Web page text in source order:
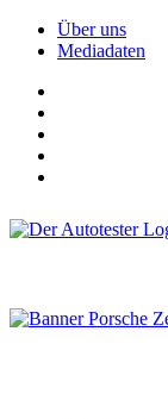
Über uns
Mediadaten